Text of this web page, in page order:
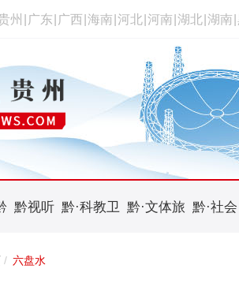
州 广东 广西 海南 河北 河南 湖北 湖南
黔视听 黔·科教卫 黔·文体旅 黔·社会
六盘水